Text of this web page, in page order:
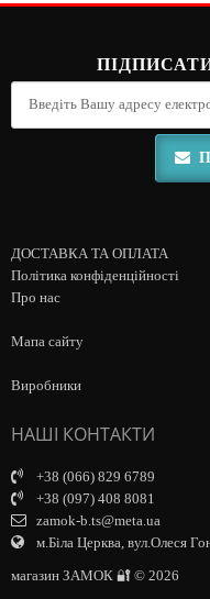
ДОСТАВКА ТА ОПЛАТА
Політика конфіденційності
Про нас
Мапа сайту
Виробники
НАШІ КОНТАКТИ
+38 (066) 829 6789
+38 (097) 408 8081
zamok-b.ts@meta.ua
м.Біла Церква, вул.Олеся
магазин ЗАМОК 🔐 © 2026